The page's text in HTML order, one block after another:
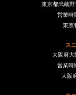
東京都武蔵野
営業時
東京
ス
大阪府大
営業時
大阪